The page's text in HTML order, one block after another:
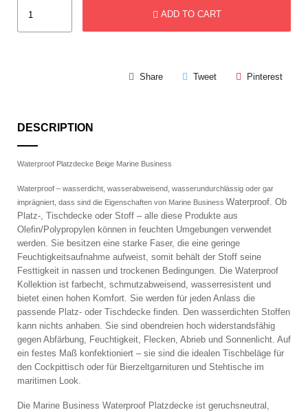
ADD TO CART
Share Tweet Pinterest
DESCRIPTION
Waterproof Platzdecke Beige Marine Business
Waterproof – wasserdicht, wasserabweisend, wasserundurchlässig oder gar
imprägniert, dass sind die Eigenschaften von Marine Business Waterproof. Ob
Platz-, Tischdecke oder Stoff – alle diese Produkte aus
Olefin/Polypropylen können in feuchten Umgebungen verwendet
werden. Sie besitzen eine starke Faser, die eine geringe
Feuchtigkeitsaufnahme aufweist, somit behält der Stoff seine
Festtigkeit in nassen und trockenen Bedingungen. Die Waterproof
Kollektion ist farbecht, schmutzabweisend, wasserresistent und
bietet einen hohen Komfort. Sie werden für jeden Anlass die
passende Platz- oder Tischdecke finden. Den wasserdichten Stoffen
kann nichts anhaben. Sie sind obendreien hoch widerstandsfähig
gegen Abfärbung, Feuchtigkeit, Flecken, Abrieb und Sonnenlicht. Auf
ein festes Maß konfektioniert – sie sind die idealen Tischbeläge für
den Cockpittisch oder für Bierzeltgarnituren und Stehtische im
maritimen Look.
Die Marine Business Waterproof Platzdecke ist geruchsneutral,